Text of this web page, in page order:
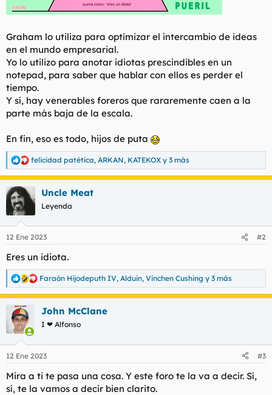
Graham lo utiliza para optimizar el intercambio de ideas
en el mundo empresarial.
Yo lo utilizo para anotar idiotas prescindibles en un
notepad, para saber que hablar con ellos es perder el
tiempo.
Y sí, hay venerables foreros que rararemente caen a la
parte más baja de la escala.
En fin, eso es todo, hijos de puta
R
e
a
c
c
i
e
:
felicidad patética, ARKAN, KATEKOX y 3 más
Uncle Meat
Leyenda
12 Ene 2023 #2
Eres un idiota.
R
e
a
c
c
e
:
Faraón Hijodeputh IV, Alduin, Vinchen Cushing y 3 más
John McClane
I ❤ Alfonso
12 Ene 2023 #3
Mira a ti te pasa una cosa. Y este foro te la va a decir. Sí,
sí, te la vamos a decir bien clarito.